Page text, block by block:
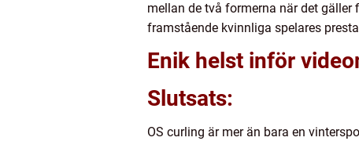
mellan de två formerna när det
framstående kvinnliga spelares
Enik helst inför
Slutsats:
OS curling är mer än bara en